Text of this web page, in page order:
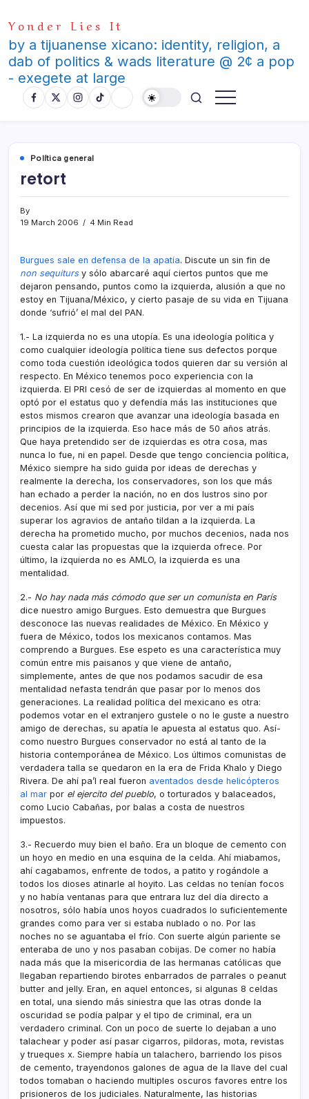
to
content
Yonder Lies It
by a tijuanense xicano: identity, religion, a
dab of politics & wads literature @ 2¢ a pop
- exegete at large
Polí­tica general
retort
By
19 March 2006
4 Min Read
Burgues sale en defensa de la apatí­a. Discute un sin fin de
non sequitursy sólo abarcaré aquí­ ciertos puntos que me
dejaron pensando, puntos como la izquierda, alusión a que no
estoy en Tijuana/México, y cierto pasaje de su vida en Tijuana
donde ‘sufrió’ el mal del PAN.
1.- La izquierda no es una utopí­a. Es una ideologí­a polí­tica y
como cualquier ideologí­a polí­tica tiene sus defectos porque
como toda cuestión ideológica todos quieren dar su versión al
respecto. En México tenemos poco experiencia con la
izquierda. El PRI cesó de ser de izquierdas al momento en que
optó por el estatus quo y defendí­a más las instituciones que
estos mismos crearon que avanzar una ideologí­a basada en
principios de la izquierda. Eso hace más de 50 años atrás.
Que haya pretendido ser de izquierdas es otra cosa, mas
nunca lo fue, ni en papel. Desde que tengo conciencia polí­tica,
México siempre ha sido guida por ideas de derechas y
realmente la derecha, los conservadores, son los que más
han echado a perder la nación, no en dos lustros sino por
decenios. Así­ que mi sed por justicia, por ver a mi paí­s
superar los agravios de antaño tildan a la izquierda. La
derecha ha prometido mucho, por muchos decenios, nada nos
cuesta calar las propuestas que la izquierda ofrece. Por
último, la izquierda no es AMLO, la izquierda es una
mentalidad.
2.- No hay nada más cómodo que ser un comunista en Parí­s
dice nuestro amigo Burgues. Esto demuestra que Burgues
desconoce las nuevas realidades de México. En México y
fuera de México, todos los mexicanos contamos. Mas
comprendo a Burgues. Ese espeto es una caracterí­stica muy
común entre mis paisanos y que viene de antaño,
simplemente, antes de que nos podamos sacudir de esa
mentalidad nefasta tendrán que pasar por lo menos dos
generaciones. La realidad polí­tica del mexicano es otra:
podemos votar en el extranjero gustele o no le guste a nuestro
amigo de derechas, su apatí­a le apuesta al estatus quo. Así­
como nuestro Burgues conservador no está al tanto de la
historia contemporánea de México. Los últimos comunistas de
verdadera talla se quedaron en la era de Frida Khalo y Diego
Rivera. De ahí­ pa’l real fueron aventados desde helicópteros
al mar por el ejercito del pueblo, o torturados y balaceados,
como Lucio Cabañas, por balas a costa de nuestros
impuestos.
3.- Recuerdo muy bien el baño. Era un bloque de cemento con
un hoyo en medio en una esquina de la celda. Ahí­ miabamos,
ahí­ cagabamos, enfrente de todos, a patito y rogándole a
todos los dioses atinarle al hoyito. Las celdas no tení­an focos
y no habí­a ventanas para que entrara luz del dí­a directo a
nosotros, sólo habí­a unos hoyos cuadrados lo suficientemente
grandes como para ver si estaba nublado o no. Por las
noches no se aguantaba el frí­o. Con suerte algún pariente se
enteraba de uno y nos pasaban cobijas. De comer no habí­a
nada más que la misericordia de las hermanas católicas que
llegaban repartiendo birotes enbarrados de parrales o peanut
butter and jelly. Eran, en aquel entonces, si algunas 8 celdas
en total, una siendo más siniestra que las otras donde la
oscuridad se podí­a palpar y el tipo de criminal, era un
verdadero criminal. Con un poco de suerte lo dejaban a uno
talachear y poder así­ pasar cigarros, pildoras, mota, revistas
y trueques x. Siempre habí­a un talachero, barriendo los pisos
de cemento, trayendonos galones de agua de la llave del cual
todos tomaban o haciendo multiples oscuros favores entre los
prisioneros de los judiciales. Naturalmente, las historias